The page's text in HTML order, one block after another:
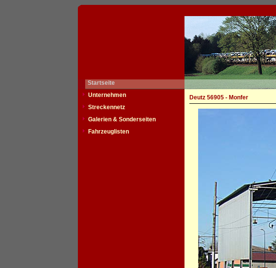
Startseite
Unternehmen
Streckennetz
Galerien & Sonderseiten
Fahrzeuglisten
Deutz 56905 - Monfer